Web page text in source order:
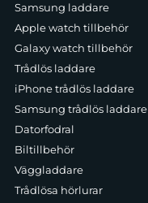
Samsung laddare
Apple watch tillbehör
Galaxy watch tillbehör
Trådlös laddare
iPhone trådlös laddare
Samsung trådlös laddare
Datorfodral
Biltillbehör
Väggladdare
Trådlösa hörlurar